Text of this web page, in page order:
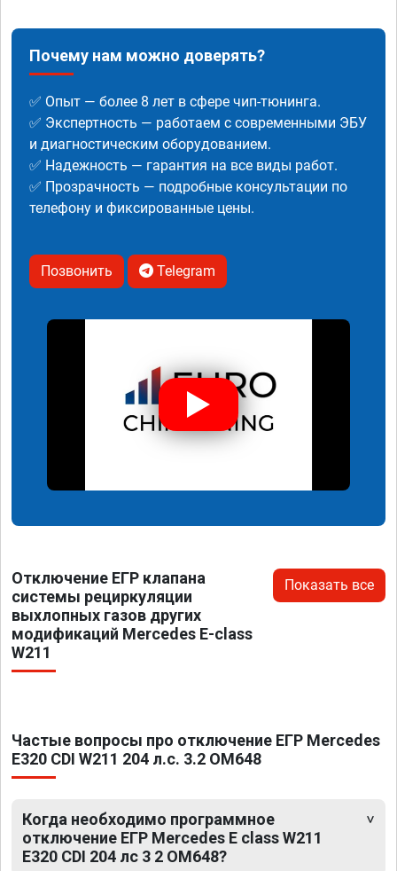
Почему нам можно доверять?
✅ Опыт — более 8 лет в сфере чип-тюнинга.
✅ Экспертность — работаем с современными ЭБУ
и диагностическим оборудованием.
✅ Надежность — гарантия на все виды работ.
✅ Прозрачность — подробные консультации по
телефону и фиксированные цены.
Позвонить Telegram
Отключение ЕГР клапана
системы рециркуляции
выхлопных газов других
модификаций Mercedes E-class
W211
Показать все
Частые вопросы про отключение ЕГР Mercedes
E320 CDI W211 204 л.с. 3.2 OM648
Когда необходимо программное
отключение ЕГР Mercedes E class W211
E320 CDI 204 лс 3 2 OM648?